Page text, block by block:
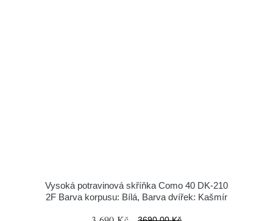
Vysoká potravinová skříňka Como 40 DK-210
2F Barva korpusu: Bílá, Barva dvířek: Kašmír